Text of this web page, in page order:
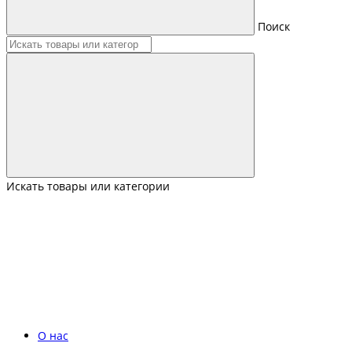
Поиск
Искать товары или категории
О нас